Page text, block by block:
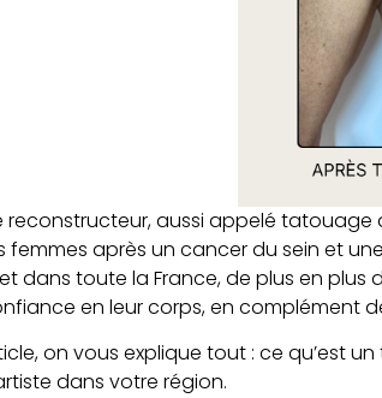
reconstructeur, aussi appelé
femmes après un cancer du sein et
dans toute la France, de plus en
en leur corps, en complément
on vous explique tout : ce qu’est
dans votre région.